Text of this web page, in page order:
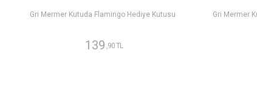
Gri Mermer Kutuda Flamingo Hediye Kutusu
139 ,90 TL
Gri Mermer